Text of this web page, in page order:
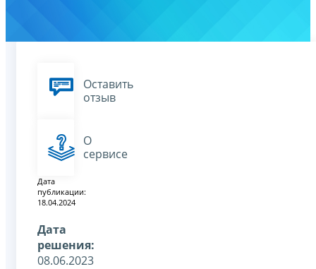
Оставить
отзыв
О
сервисе
Дата
публикации:
18.04.2024
Дата
решения:
08.06.2023